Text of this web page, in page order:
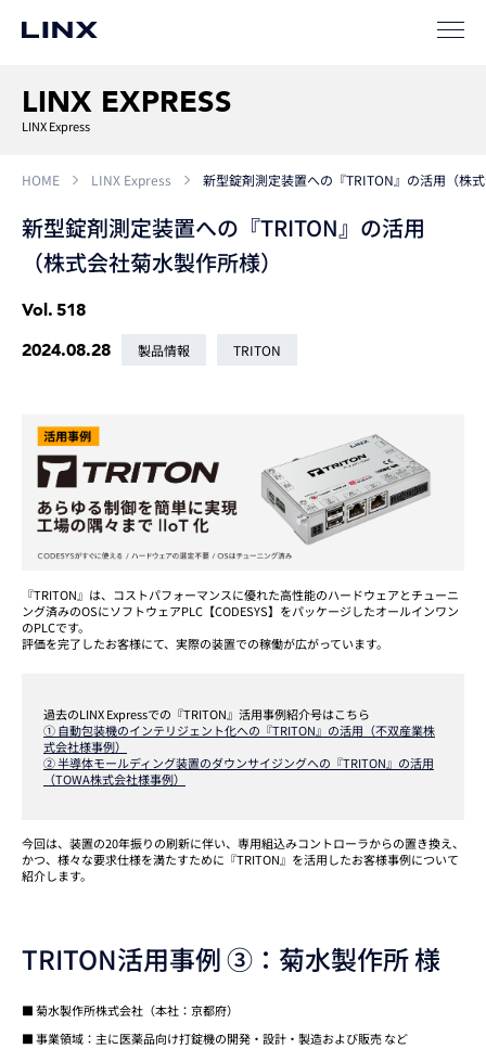
LINX EXPRESS
LINX Express
HOME LINX Express 新型錠剤測定装置への『TRITON』の活用（株
新型錠剤測定装置への『TRITON』の活用
（株式会社菊水製作所様）
Vol. 518
2024.08.28
製品情報 TRITON
『TRITON』は、コストパフォーマンスに優れた高性能のハードウェアとチューニ
ング済みのOSにソフトウェアPLC【CODESYS】をパッケージしたオールインワン
のPLCです。
評価を完了したお客様にて、実際の装置での稼働が広がっています。
過去のLINX Expressでの『TRITON』活用事例紹介号はこちら
① 自動包装機のインテリジェント化への『TRITON』の活用（不双産業株
式会社様事例）
② 半導体モールディング装置のダウンサイジングへの『TRITON』の活用
（TOWA株式会社様事例）
今回は、装置の20年振りの刷新に伴い、専用組込みコントローラからの置き換え、
かつ、様々な要求仕様を満たすために『TRITON』を活用したお客様事例について
紹介します。
TRITON活用事例 ③：菊水製作所 様
■ 菊水製作所株式会社（本社：京都府）
■ 事業領域：主に医薬品向け打錠機の開発・設計・製造および販売 など